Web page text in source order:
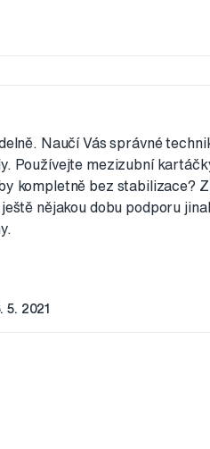
Naučí Vás správné
Používejte mezizubní
kompletně bez stabilizace?
nějakou dobu podporu
5. 2021